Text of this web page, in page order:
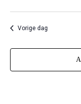
Vorige dag